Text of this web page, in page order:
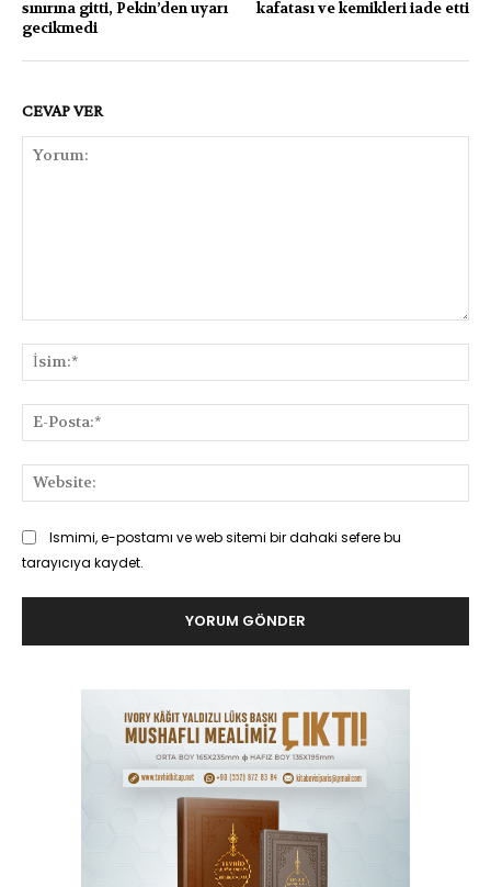
sınırına gitti, Pekin’den uyarı
gecikmedi
kafatası ve kemikleri iade etti
CEVAP VER
Ismimi, e-postamı ve web sitemi bir dahaki sefere bu
tarayıcıya kaydet.